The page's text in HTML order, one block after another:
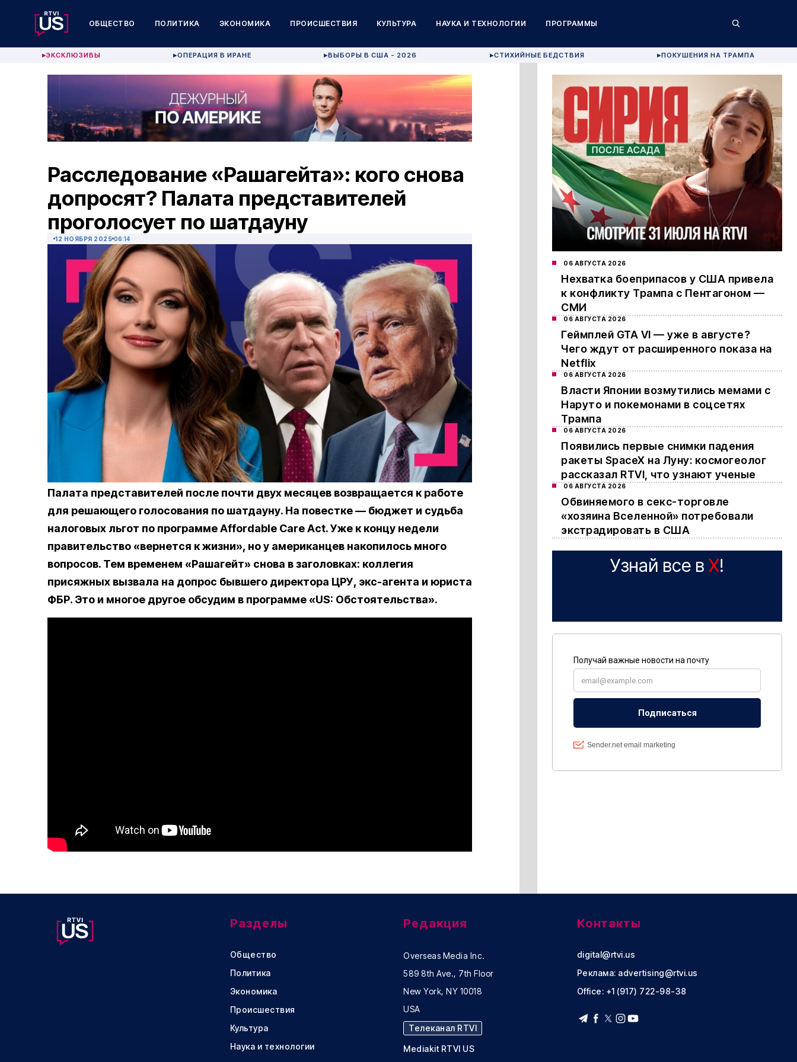
ОБЩЕСТВО ПОЛИТИКА ЭКОНОМИКА ПРОИСШЕСТВИЯ КУЛЬТУРА НАУКА И ТЕХНОЛОГИИ ПРОГРАММЫ
▶ЭКСКЛЮЗИВЫ ▶ОПЕРАЦИЯ В ИРАНЕ ▶ВЫБОРЫ В США - 2026 ▶СТИХИЙНЫЕ БЕДСТВИЯ ▶ПОКУШЕНИЯ НА ТРАМПА
Расследование «Рашагейта»: кого снова
допросят? Палата представителей
проголосует по шатдауну
12 НОЯБРЯ 2025 06:14
Палата представителей после почти двух месяцев возвращается к работе
для решающего голосования по шатдауну. На повестке — бюджет и судьба
налоговых льгот по программе Affordable Care Act. Уже к концу недели
правительство «вернется к жизни», но у американцев накопилось много
вопросов. Тем временем «Рашагейт» снова в заголовках: коллегия
присяжных вызвала на допрос бывшего директора ЦРУ, экс-агента и юриста
ФБР. Это и многое другое обсудим в программе «US: Обстоятельства».
06 АВГУСТА 2026
Нехватка боеприпасов у США привела
к конфликту Трампа с Пентагоном —
СМИ
06 АВГУСТА 2026
Геймплей GTA VI — уже в августе?
Чего ждут от расширенного показа на
Netflix
06 АВГУСТА 2026
Власти Японии возмутились мемами с
Наруто и покемонами в соцсетях
Трампа
06 АВГУСТА 2026
Появились первые снимки падения
ракеты SpaceX на Луну: космогеолог
рассказал RTVI, что узнают ученые
06 АВГУСТА 2026
Обвиняемого в секс-торговле
«хозяина Вселенной» потребовали
экстрадировать в США
Узнай все в X!
Разделы
Общество
Политика
Экономика
Происшествия
Культура
Наука и технологии
Редакция
Overseas Media Inc.
589 8th Ave., 7th Floor
New York, NY 10018
USA
Телеканал RTVI
Mediakit RTVI US
Контакты
digital@rtvi.us
Реклама: advertising@rtvi.us
Office: +1 (917) 722-98-38